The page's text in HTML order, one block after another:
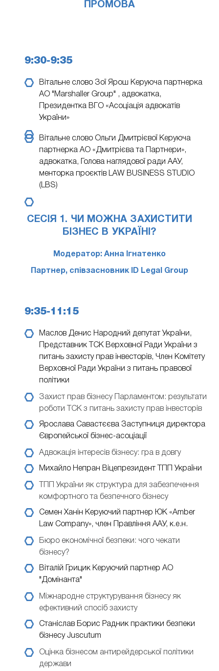
ПРОМОВА
9:30-9:35
Вітальне слово Зої Ярош Керуюча партнерка
АО "Marshaller Group" , адвокатка,
Президентка ВГО «Асоціація адвокатів
України»
Вітальне слово Ольги Дмитрієвої
Керуюча
партнерка АО «Дмитрієва та Партнери»,
адвокатка, Голова наглядової ради ААУ,
менторка проєктів LAW BUSINESS STUDIO
(LBS)
СЕСІЯ 1. ЧИ МОЖНА ЗАХИСТИТИ
БІЗНЕС В УКРАЇНІ?
Модератор: Анна Ігнатенко
Партнер, співзасновник ID Legal Group
9:35-11:15
Маслов Денис Народний депутат України,
Представник ТСК Верховної Ради України з
питань захисту прав інвесторів, Член Комітету
Верховної Ради України з питань правової
політики
Захист прав бізнесу Парламентом: результати
роботи ТСК з питань захисту прав інвесторів
Ярослава Савастєєва Заступниця директора
Європейської бізнес-асоціації
Адвокація інтересів бізнесу: гра в довгу
Михайло Непран Віцепрезидент ТПП України
ТПП України як структура для забезпечення
комфортного та безпечного бізнесу
Семен Ханін Керуючий партнер ЮК «Amber
Law Company», член Правління ААУ, к.е.н.
Бюро економічної безпеки: чого чекати
бізнесу?
Віталій Грицик Керуючий партнер АО
"Домінанта"
Міжнародне структурування бізнесу як
ефективний спосіб захисту
Станіслав Борис Радник практики безпеки
бізнесу Juscutum
Оцінка бізнесом антирейдерської політики
держави